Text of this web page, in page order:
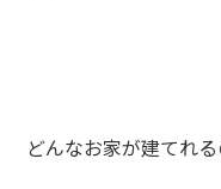
どんなお家が建てれ